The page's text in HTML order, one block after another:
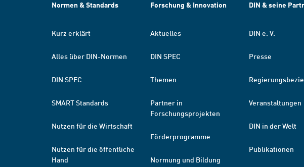
Normen & Standards
Kurz erklärt
Alles über DIN-Normen
DIN SPEC
SMART Standards
Nutzen für die Wirtschaft
Nutzen für die öffentliche
Hand
Forschung & Innovation
Aktuelles
DIN SPEC
Themen
Partner in
Forschungsprojekten
Förderprogramme
Normung und Bildung
DIN & seine
DIN e. V.
Presse
Veranstaltungen
DIN in der Welt
Publikationen